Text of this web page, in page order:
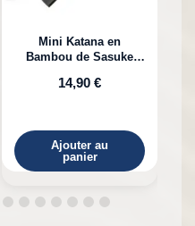
Mini Katana en
Bambou de Sasuke
14,90 €
Ajouter au
panier